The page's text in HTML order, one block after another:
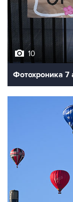
10
Фотохроника 7